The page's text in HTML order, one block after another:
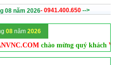
08năm 2026- 0941.400.650 -->
08năm 2026
chào mừng quý khách